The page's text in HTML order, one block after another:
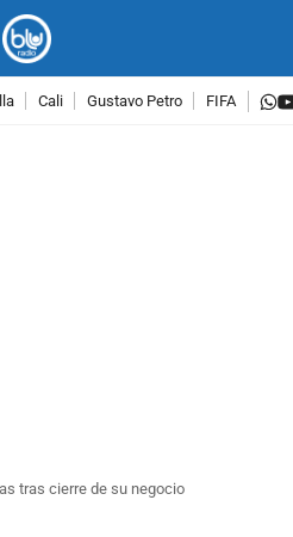
Cali Gustavo Petro FIFA
tras cierre de su negocio